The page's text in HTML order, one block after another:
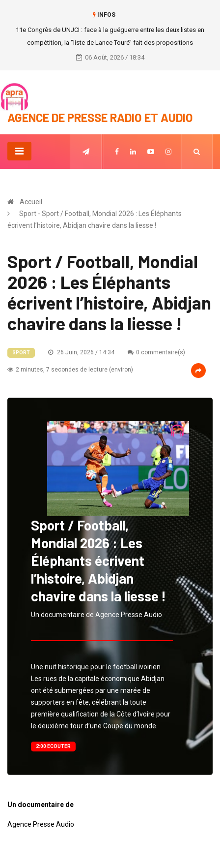
INFOS
11e Congrès de UNJCI : face à la guéguerre entre les deux listes en
compétition, la ‘’liste de Lance Touré’’ fait des propositions
06 Août, 2026 / 18:34
AGENCE DE PRESSE RADIO ET AUDIO
Accueil
Sport - Sport / Football, Mondial 2026 : Les Éléphants
écrivent l’histoire, Abidjan chavire dans la liesse !
Sport / Football, Mondial
2026 : Les Éléphants
écrivent l’histoire, Abidjan
chavire dans la liesse !
SPORT 26 Juin, 2026 / 14:34 0 commentaire(s)
2 minutes, 7 secondes de lecture (environ)
Sport / Football,
Mondial 2026 : Les
Éléphants écrivent
l’histoire, Abidjan
chavire dans la liesse !
Un documentaire de Agence Presse Audio
Une nuit historique pour le football ivoirien.
Les rues de la capitale économique Abidjan
ont été submergées par une marée de
supporters en fête, célébrant la toute
première qualification de la Côte d’Ivoire pour
le deuxième tour d’une Coupe du monde.
2:00 ECOUTER
Un documentaire de
Agence Presse Audio